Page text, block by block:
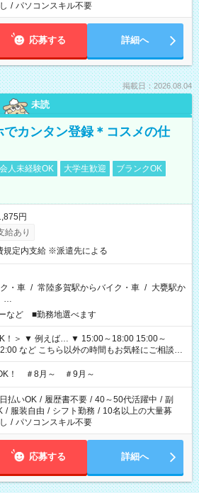
/ パソコンスキル不要
応募する 詳細へ
掲載日：2026.08.04
未読
でカンタン登録＊コスメの仕
人未経験OK 大学生歓迎
ブランクOK
円
給あり
規定内支給 ※派遣先による
・車 / 常陸多賀駅からバイク・車 / 大甕駅か
…
など ■勤務地選べます
15:00～
間もお気軽にご相談く
！ ＃8月～ ＃9月～
日払いOK / 履歴書不要 / 40～50代活躍中 / 副
/ 服装自由 / シフト勤務 / 10名以上の大量募
/ パソコンスキル不要
応募する 詳細へ